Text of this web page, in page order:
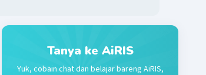
Tanya ke AiRIS
Yuk, cobain chat dan belajar bareng AiRIS,